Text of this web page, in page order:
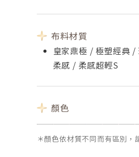
布料材質
皇家鼎極 / 極塑經典
柔感 / 柔感超輕S
顏色
＊顏色依材質不同而有區別，